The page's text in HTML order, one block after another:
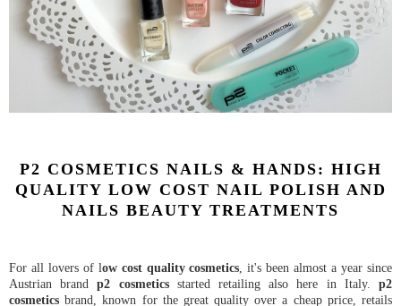
P2 COSMETICS NAILS & HANDS: HIGH
QUALITY LOW COST NAIL POLISH AND
NAILS BEAUTY TREATMENTS
For all lovers of low cost quality cosmetics, it's been almost a year since
Austrian brandp2 cosmetics started retailing also here in Italy.p2
cosmetics brand, known for the great quality over a cheap price, retails